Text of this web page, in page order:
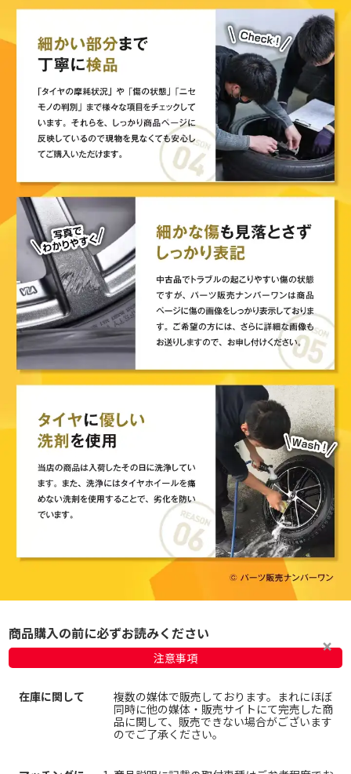
商品購入の前に必ずお読みください
注意事項
在庫に関して
複数の媒体で販売しております。まれにほぼ
同時に他の媒体・販売サイトにて完売した商
品に関して、販売できない場合がございます
のでご了承ください。